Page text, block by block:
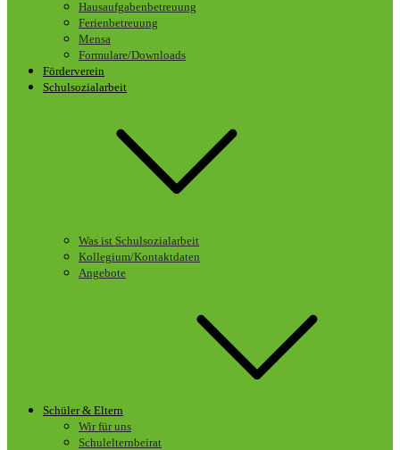
Hausaufgabenbetreuung
Ferienbetreuung
Mensa
Formulare/Downloads
Förderverein
Schulsozialarbeit
Was ist Schulsozialarbeit
Kollegium/Kontaktdaten
Angebote
Schüler & Eltern
Wir für uns
Schulelternbeirat